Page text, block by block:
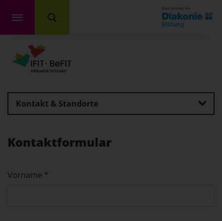
Kontakt & Standorte
Kontaktformular
Vorname *